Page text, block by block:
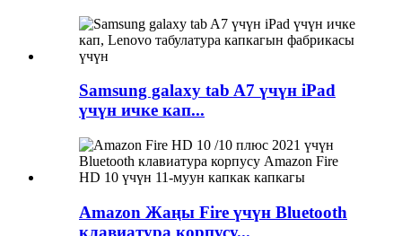
Samsung galaxy tab A7 үчүн iPad
үчүн ичке кап...
Amazon Жаңы Fire үчүн Bluetooth
клавиатура корпусу...